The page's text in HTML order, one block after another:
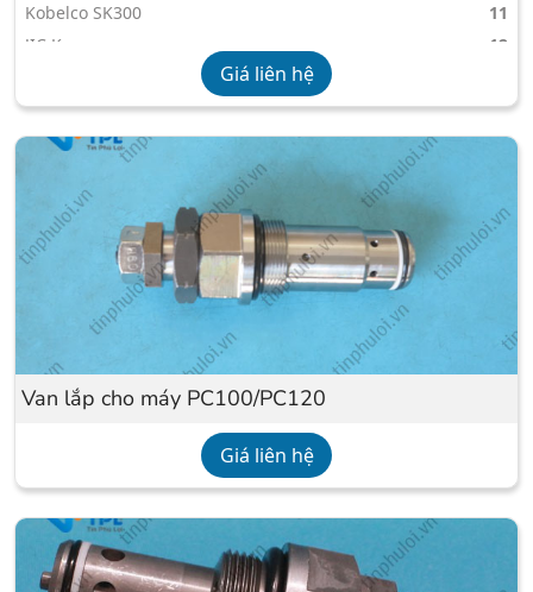
Kobelco SK300
11
JIC Korea
12
Giá liên hệ
Van lắp cho máy PC100/PC120
Giá liên hệ